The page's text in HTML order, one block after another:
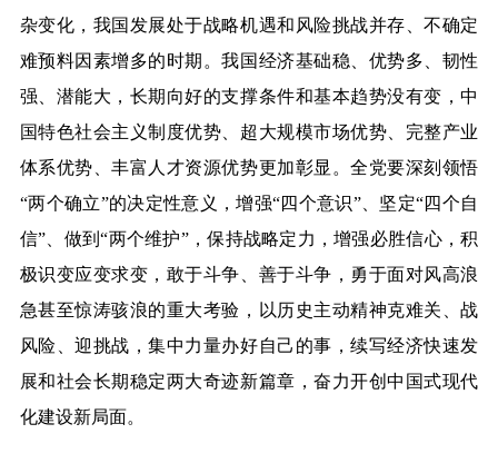
杂变化，我国发展处于战略机遇和风险挑战并存、不确定
难预料因素增多的时期。我国经济基础稳、优势多、韧性
强、潜能大，长期向好的支撑条件和基本趋势没有变，中
国特色社会主义制度优势、超大规模市场优势、完整产业
体系优势、丰富人才资源优势更加彰显。全党要深刻领悟
“两个确立”的决定性意义，增强“四个意识”、坚定“四个自
信”、做到“两个维护”，保持战略定力，增强必胜信心，积
极识变应变求变，敢于斗争、善于斗争，勇于面对风高浪
急甚至惊涛骇浪的重大考验，以历史主动精神克难关、战
风险、迎挑战，集中力量办好自己的事，续写经济快速发
展和社会长期稳定两大奇迹新篇章，奋力开创中国式现代
化建设新局面。